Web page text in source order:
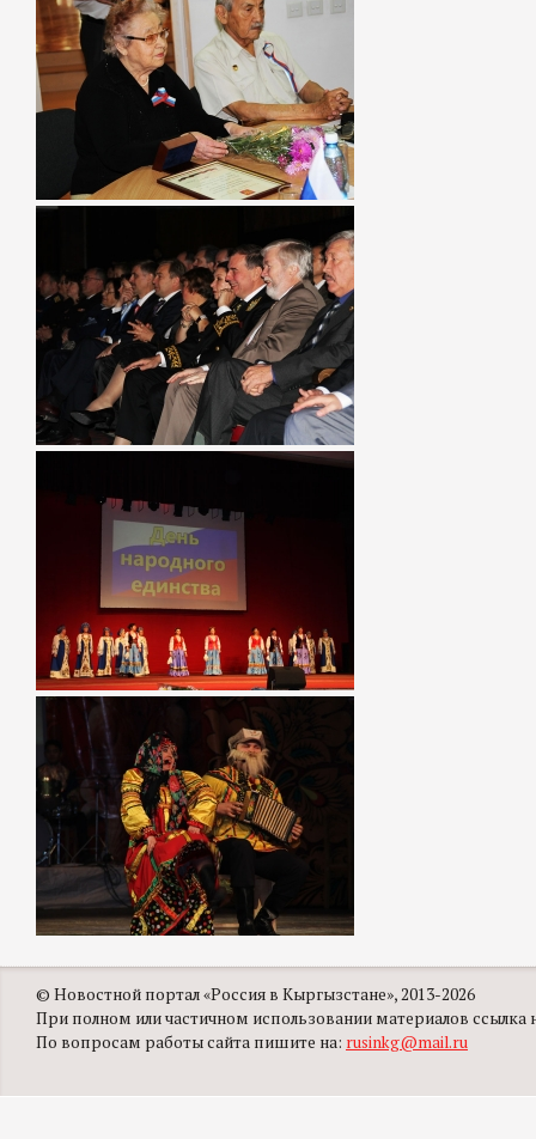
© Новостной портал «Россия в Кыргызстане», 2013-2026
При полном или частичном использовании материалов ссылка
По вопросам работы сайта пишите на: rusinkg@mail.ru